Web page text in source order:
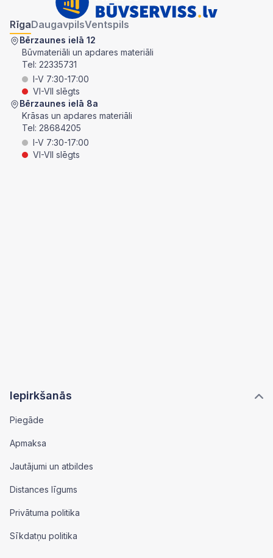
Iepirkšanās
Piegāde
Apmaksa
Jautājumi un atbildes
Distances līgums
Privātuma politika
Sīkdatņu politika
RīgaDaugavpilsVentspils
Bērzaunes ielā 12
Būvmateriāli un apdares materiāli
Tel: 22335731
I-V 7:30-17:00
VI-VII slēgts
Bērzaunes ielā 8a
Krāsas un apdares materiāli
Tel: 28684205
I-V 7:30-17:00
VI-VII slēgts